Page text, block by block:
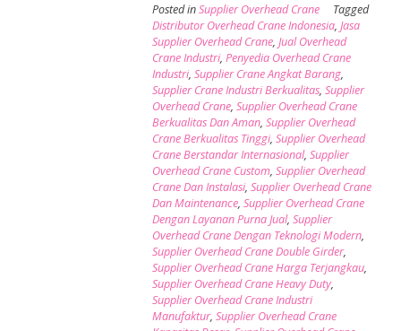
Posted inSupplier Overhead Crane
Tagged
Distributor Overhead Crane Indonesia, Jasa
Supplier Overhead Crane, Jual Overhead
Crane Industri, Penyedia Overhead Crane
Industri, Supplier Crane Angkat Barang,
Supplier Crane Industri Berkualitas, Supplier
Overhead Crane, Supplier Overhead Crane
Berkualitas Dan Aman, Supplier Overhead
Crane Berkualitas Tinggi, Supplier Overhead
Crane Berstandar Internasional, Supplier
Overhead Crane Custom, Supplier Overhead
Crane Dan Instalasi, Supplier Overhead Crane
Dan Maintenance, Supplier Overhead Crane
Dengan Layanan Purna Jual, Supplier
Overhead Crane Dengan Teknologi Modern,
Supplier Overhead Crane Double Girder,
Supplier Overhead Crane Harga Terjangkau,
Supplier Overhead Crane Heavy Duty,
Supplier Overhead Crane Industri
Manufaktur, Supplier Overhead Crane